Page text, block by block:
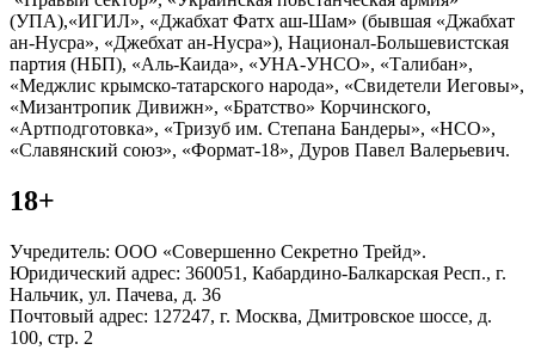
(УПА),«ИГИЛ», «Джабхат Фатх аш-Шам» (бывшая «Джабхат
ан-Нусра», «Джебхат ан-Нусра»), Национал-Большевистская
партия (НБП), «Аль-Каида», «УНА-УНСО», «Талибан»,
«Меджлис крымско-татарского народа», «Свидетели Иеговы»,
«Мизантропик Дивижн», «Братство» Корчинского,
«Артподготовка», «Тризуб им. Степана Бандеры», «НСО»,
«Славянский союз», «Формат-18», Дуров Павел Валерьевич.
18+
Учредитель: ООО «Совершенно Секретно Трейд».
Юридический адрес: 360051, Кабардино-Балкарская Респ., г.
Нальчик, ул. Пачева, д. 36
Почтовый адрес: 127247, г. Москва, Дмитровское шоссе, д.
100, стр. 2